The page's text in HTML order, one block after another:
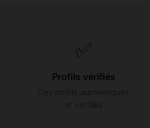
✅
Profils vérifiés